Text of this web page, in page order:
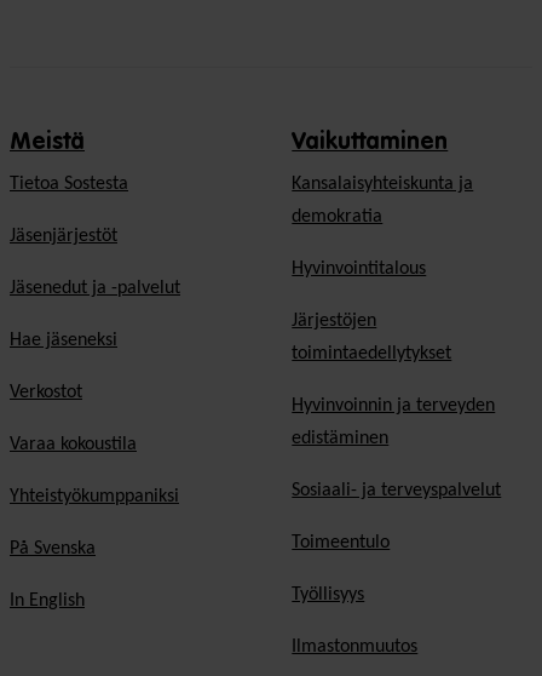
Meistä
Tietoa Sostesta
Jäsenjärjestöt
Jäsenedut ja -palvelut
Hae jäseneksi
Verkostot
Varaa kokoustila
Yhteistyökumppaniksi
På Svenska
In English
Vaikuttaminen
Kansalaisyhteiskunta ja
demokratia
Hyvinvointitalous
Järjestöjen
toimintaedellytykset
Hyvinvoinnin ja terveyden
edistäminen
Sosiaali- ja terveyspalvelut
Toimeentulo
Työllisyys
Ilmastonmuutos